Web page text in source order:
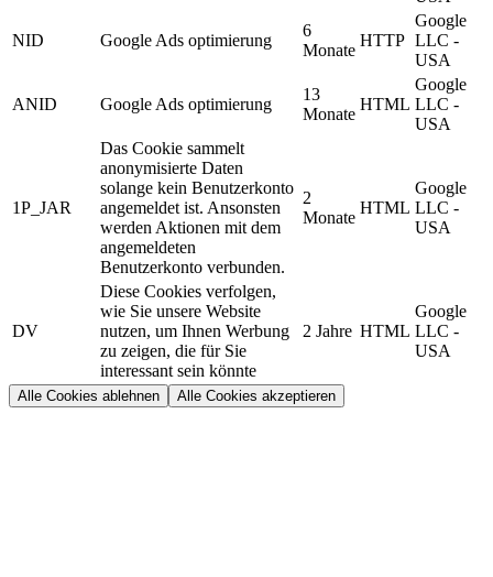
NID Google Ads optimierung
6
Monate
HTTP
Google
LLC -
USA
ANID Google Ads optimierung
13
Monate
HTML
Google
LLC -
USA
1P_JAR
Das Cookie sammelt
anonymisierte Daten
solange kein Benutzerkonto
angemeldet ist. Ansonsten
werden Aktionen mit dem
angemeldeten
Benutzerkonto verbunden.
2
Monate
HTML
Google
LLC -
USA
DV
Diese Cookies verfolgen,
wie Sie unsere Website
nutzen, um Ihnen Werbung
zu zeigen, die für Sie
interessant sein könnte
2 Jahre HTML
Google
LLC -
USA
Alle Cookies ablehnen Alle Cookies akzeptieren